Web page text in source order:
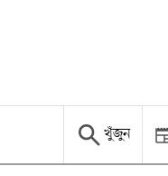
খুঁজুন